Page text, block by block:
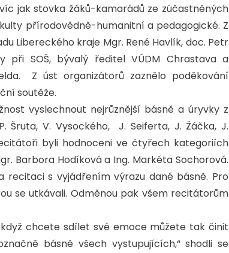
jak stovka žáků-kamarádů ze zúčastněných
přírodovědně-humanitní a pedagogické. Z
Libereckého kraje Mgr. René Havlík, doc. Petr
při SOŠ, bývalý ředitel VÚDM Chrastava a
Z úst organizátorů zaznělo poděkování
soutěže.
vyslechnout nejrůznější básně a úryvky z
V. Vysockého, J. Seiferta, J. Žáčka, J.
byli hodnoceni ve čtyřech kategoriích
Barbora Hodíková a Ing. Markéta Sochorová.
s vyjádřením výrazu dané básně. Pro
se utkávali. Odměnou pak všem recitátorům
chcete sdílet své emoce můžete tak činit
básně všech vystupujících,“ shodli se